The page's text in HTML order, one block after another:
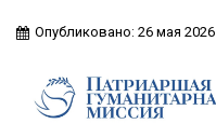
Опубликовано: 26 мая 2026